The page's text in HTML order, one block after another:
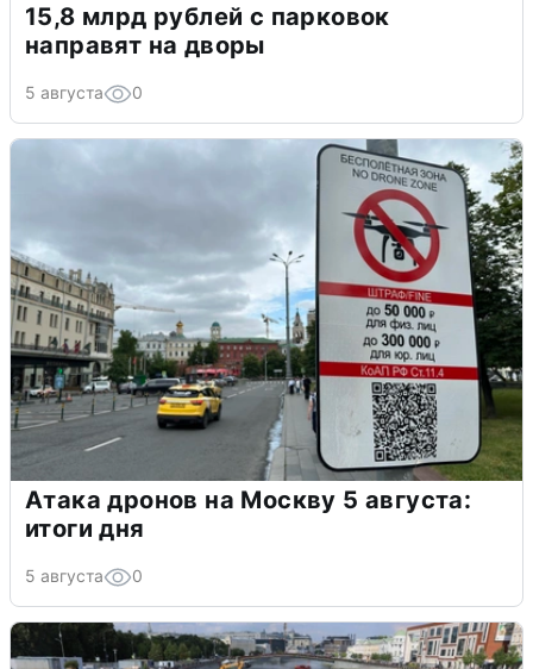
15,8 млрд рублей с парковок
направят на дворы
5 августа 0
Атака дронов на Москву 5 августа:
итоги дня
5 августа 0